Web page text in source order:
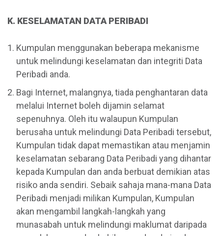
K. KESELAMATAN DATA PERIBADI
Kumpulan menggunakan beberapa mekanisme
untuk melindungi keselamatan dan integriti Data
Peribadi anda.
Bagi Internet, malangnya, tiada penghantaran data
melalui Internet boleh dijamin selamat
sepenuhnya. Oleh itu walaupun Kumpulan
berusaha untuk melindungi Data Peribadi tersebut,
Kumpulan tidak dapat memastikan atau menjamin
keselamatan sebarang Data Peribadi yang dihantar
kepada Kumpulan dan anda berbuat demikian atas
risiko anda sendiri. Sebaik sahaja mana-mana Data
Peribadi menjadi milikan Kumpulan, Kumpulan
akan mengambil langkah-langkah yang
munasabah untuk melindungi maklumat daripada